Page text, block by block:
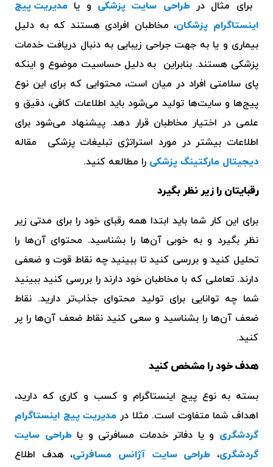
برای مثال درطراحی سایت پزشکی و یا مدیریت پیج
اینستاگرام پزشکان، مخاطبان افرادی هستند که به دلیل
بیماری و یا به جهت جراحی زیبایی به دنبال دریافت خدمات
پزشکی هستند. بنابراین به دلیل حساسیت موضوع و اینکه
پای سلامتی افراد در میان است، محتوایی که برای این نوع
پیج‌ها و سایت‌ها تولید می‌شود باید اطلاعات کافی، دقیق و
علمی در اختیار مخاطبان قرار دهد. پیشنهاد می‌شود برای
اطلاعات بیشتر در مورد استراتژی تبلیغات پزشکی مقاله
دیجیتال مارکتینگ پزشکی را مطالعه کنید.
رقبایتان را زیر نظر بگیرد
برای این کار شما باید ابتدا همه رقبای خود را برای مدتی زیر
نظر بگیرد و به خوبی آن‌ها را بشناسید. محتوای آن‌ها را
تحلیل کنید و بررسی کنید تا ببینید چه نقاط قوت و ضعفی
دارند. تعاملی که با مخاطبان خود دارند را بررسی کنید ببینید
شما چه توانایی برای تولید محتوای جذاب‌تر دارید. نقاط
ضعف آن‌ها را بشناسید و سعی کنید نقاط ضعف آن‌ها را پر
کنید.
هدف خود را مشخص کنید
بسته به نوع پیج اینستاگرام و کسب و کاری که دارید،
اهداف شما متفاوت است. مثلا در مدیریت پیج اینستاگرام
گردشگری و یا دفاتر خدمات مسافرتی و یاطراحی سایت
گردشگری، طراحی سایت آژانس مسافرتی، هدف اطلاع